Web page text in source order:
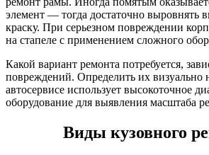
элемент — тогда достаточно выровнять
краску. При серьезном повреждении
на стапеле с применением сложного
Какой вариант ремонта потребуется,
повреждений. Определить их визуально
автосервисе использует высокоточное
оборудование для выявления масштаба
Виды кузовного